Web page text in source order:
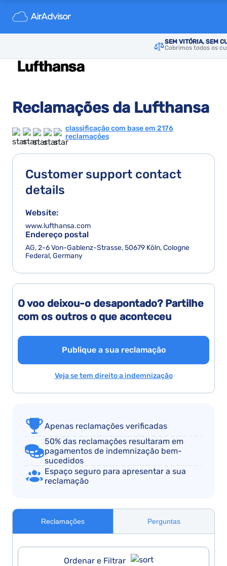
SEM VITÓRIA, SEM
Cobrimos todos os
Reclamações da Lufthansa
classificação com base em 2176
reclamações
O voo deixou-o desapontado? Partilhe
com os outros o que aconteceu
Publique a sua reclamação
Veja se tem direito a indemnização
Customer support contact
details
Website:
www.lufthansa.com
Endereço postal
AG, 2-6 Von-Gablenz-Strasse, 50679 Köln, Cologne
Federal, Germany
Apenas reclamações verificadas
50% das reclamações resultaram em
pagamentos de indemnização bem-
sucedidos
Espaço seguro para apresentar a sua
reclamação
Reclamações Perguntas
Ordenar e Filtrar